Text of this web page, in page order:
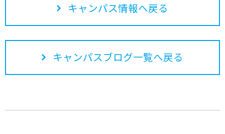
キャンパス情報へ戻る
キャンパスブログ一覧へ戻る